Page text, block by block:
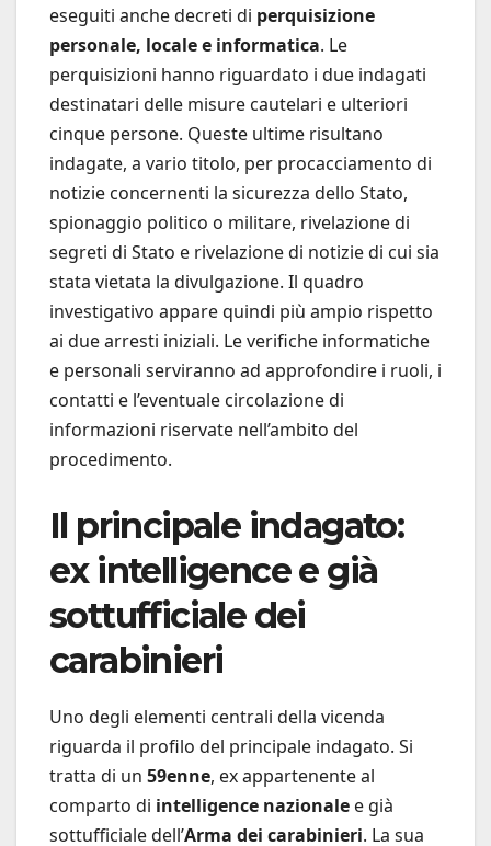
eseguiti anche decreti di perquisizione
personale, locale e informatica. Le
perquisizioni hanno riguardato i due indagati
destinatari delle misure cautelari e ulteriori
cinque persone. Queste ultime risultano
indagate, a vario titolo, per procacciamento di
notizie concernenti la sicurezza dello Stato,
spionaggio politico o militare, rivelazione di
segreti di Stato e rivelazione di notizie di cui sia
stata vietata la divulgazione. Il quadro
investigativo appare quindi più ampio rispetto
ai due arresti iniziali. Le verifiche informatiche
e personali serviranno ad approfondire i ruoli, i
contatti e l’eventuale circolazione di
informazioni riservate nell’ambito del
procedimento.
Il principale indagato:
ex intelligence e già
sottufficiale dei
carabinieri
Uno degli elementi centrali della vicenda
riguarda il profilo del principale indagato. Si
tratta di un 59enne, ex appartenente al
comparto di intelligence nazionale e già
sottufficiale dell’Arma dei carabinieri. La sua